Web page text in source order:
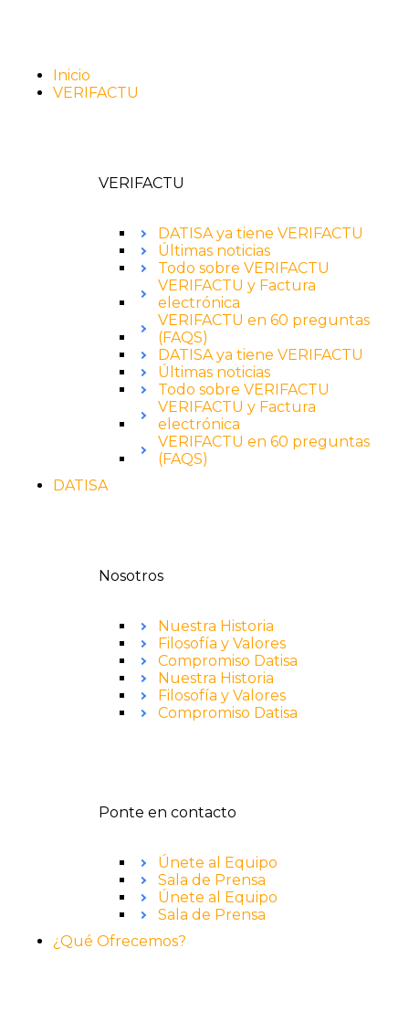
Inicio
VERIFACTU
VERIFACTU
DATISA ya tiene VERIFACTU
Últimas noticias
Todo sobre VERIFACTU
VERIFACTU y Factura
electrónica
VERIFACTU en 60 preguntas
(FAQS)
DATISA ya tiene VERIFACTU
Últimas noticias
Todo sobre VERIFACTU
VERIFACTU y Factura
electrónica
VERIFACTU en 60 preguntas
(FAQS)
DATISA
Nosotros
Nuestra Historia
Filosofía y Valores
Compromiso Datisa
Nuestra Historia
Filosofía y Valores
Compromiso Datisa
Ponte en contacto
Únete al Equipo
Sala de Prensa
Únete al Equipo
Sala de Prensa
¿Qué Ofrecemos?